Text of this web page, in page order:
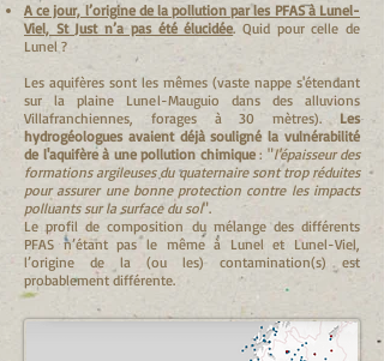
A ce jour, l’origine de la pollution par les PFAS à Lunel-
Viel, St Just n’a pas été élucidée. Quid pour celle de
Lunel ?
Les aquifères sont les mêmes (vaste nappe s'étendant
sur la plaine Lunel-Mauguio dans des alluvions
Villafranchiennes, forages à 30 mètres). Les
hydrogéologues avaient déjà souligné la vulnérabilité
de l'aquifère à une pollution chimique: "l'épaisseur des
formations argileuses du quaternaire sont trop réduites
pour assurer une bonne protection contre les impacts
polluants sur la surface du sol".
Le profil de composition du mélange des différents
PFAS n’étant pas le même à Lunel et Lunel-Viel,
l’origine de la (ou les) contamination(s) est
probablement différente.